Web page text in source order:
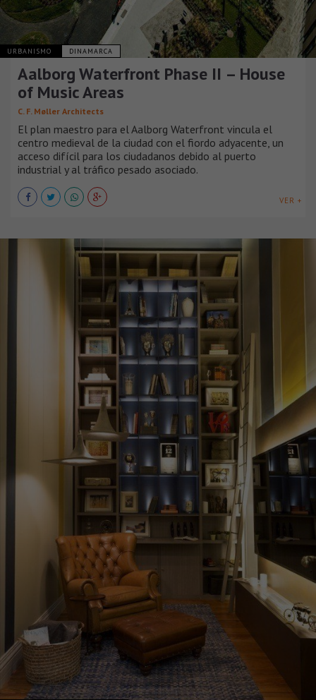
URBANISMO DINAMARCA
Aalborg Waterfront Phase II – House
of Music Areas
C. F. Møller Architects
El plan maestro para el Aalborg Waterfront vincula el
centro medieval de la ciudad con el fiordo adyacente, un
acceso difícil para los ciudadanos debido al puerto
industrial y al tráfico pesado asociado.
VER +